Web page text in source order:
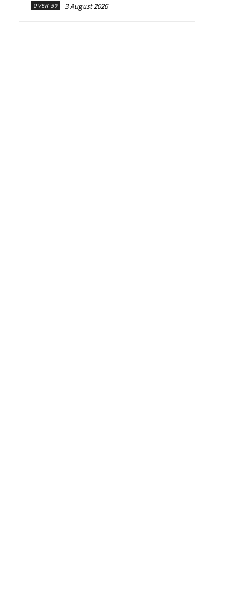
OVER 50 3 August 2026